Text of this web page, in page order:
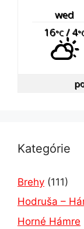
wed
16°C/ 4
Kategórie
Brehy (111)
Hodruša –
Horné Hámre